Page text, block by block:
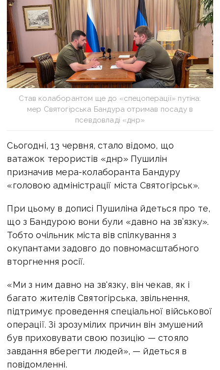
Став колаборантом ще до «спецоперації» путіна:
мер Святогірська Бандура отримав посаду в
псевдовладі «днр»
Сьогодні, 13 червня, стало відомо, що
ватажок терористів «днр» Пушилін
призначив мера-колаборанта Бандуру
«головою адміністрації міста Святогірськ».
При цьому в дописі Пушиліна йдеться про те,
що з Бандурою вони були «давно на зв’язку».
Тобто очільник міста вів спілкування з
окупантами задовго до повномасштабного
вторгнення росії.
«Ми з ним давно на зв'язку, він чекав, як і
багато жителів Святогірська, звільнення,
підтримує проведення спеціальної військової
операції. Зі зрозумілих причин він змушений
був приховувати свою позицію — стояло
завдання вберегти людей», — йдеться в
повідомленні.